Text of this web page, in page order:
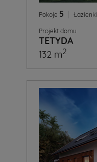
Pokoje 5 Łazienki
Projekt domu
TETYDA
132 m2